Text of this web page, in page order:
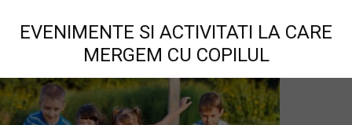
EVENIMENTE SI ACTIVITATI LA CARE
MERGEM CU COPILUL